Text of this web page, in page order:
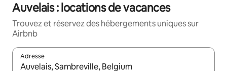
Auvelais : locations de vacances
Trouvez et réservez des hébergements uniques sur
Airbnb
Adresse
Lorsque les résultats s'affichent, utilisez les flèches vers le